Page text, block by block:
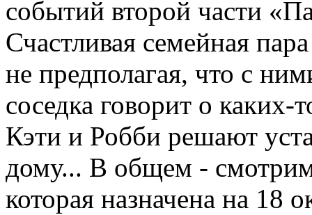
событий второй части
Счастливая семейная
не предполагая, что с
соседка говорит о
Кэти и Робби решают
дому... В общем -
которая назначена на 18